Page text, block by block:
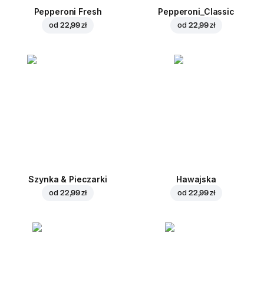
Pepperoni Fresh
od 22,99 zł
Pepperoni_Classic
od 22,99 zł
Szynka & Pieczarki
od 22,99 zł
Hawajska
od 22,99 zł